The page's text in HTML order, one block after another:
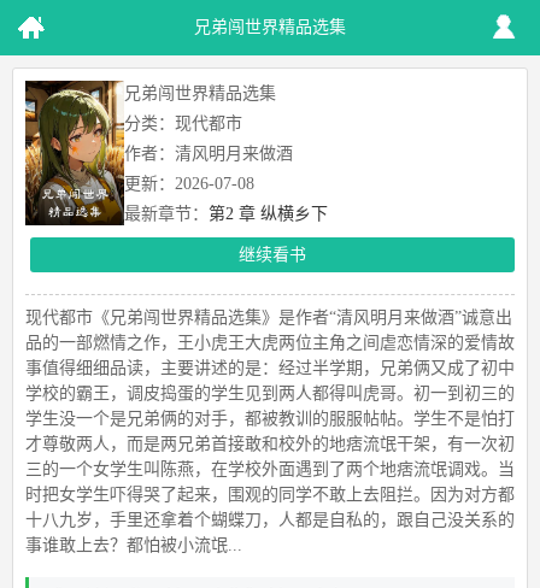
兄弟闯世界精品选集
兄弟闯世界精品选集
分类：现代都市
作者：清风明月来做酒
更新：2026-07-08
最新章节：第2 章 纵横乡下
继续看书
现代都市《兄弟闯世界精品选集》是作者“清风明月来做酒”诚意出
品的一部燃情之作，王小虎王大虎两位主角之间虐恋情深的爱情故
事值得细细品读，主要讲述的是：经过半学期，兄弟俩又成了初中
学校的霸王，调皮捣蛋的学生见到两人都得叫虎哥。初一到初三的
学生没一个是兄弟俩的对手，都被教训的服服帖帖。学生不是怕打
才尊敬两人，而是两兄弟首接敢和校外的地痞流氓干架，有一次初
三的一个女学生叫陈燕，在学校外面遇到了两个地痞流氓调戏。当
时把女学生吓得哭了起来，围观的同学不敢上去阻拦。因为对方都
十八九岁，手里还拿着个蝴蝶刀，人都是自私的，跟自己没关系的
事谁敢上去？都怕被小流氓...